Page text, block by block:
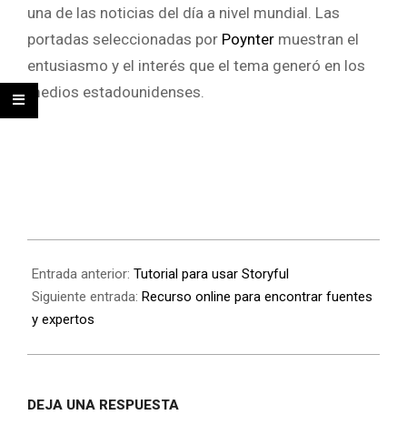
una de las noticias del día a nivel mundial. Las
portadas seleccionadas por Poynter muestran el
entusiasmo y el interés que el tema generó en los
medios estadounidenses.
Entrada anterior: Tutorial para usar Storyful
Siguiente entrada: Recurso online para encontrar fuentes
y expertos
DEJA UNA RESPUESTA